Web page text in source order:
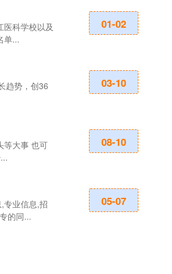
医科学校以及
单...
01-02
趋势，创36
03-10
等大事 也可
08-10
专业信息,招
的同...
05-07
成都
成都科
师范大
成都
成都科
师范大
遵义
优职升
生要求
遵义
遵义